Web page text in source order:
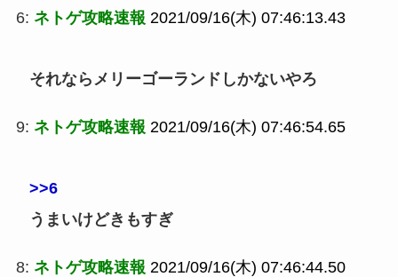
6: ネトゲ攻略速報 2021/09/16(木) 07:46:13.43
それならメリーゴーランドしかないやろ
9: ネトゲ攻略速報 2021/09/16(木) 07:46:54.65
>>6
うまいけどきもすぎ
8: ネトゲ攻略速報 2021/09/16(木) 07:46:44.50